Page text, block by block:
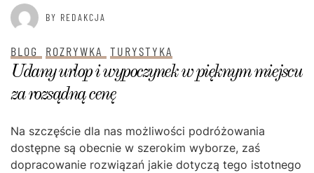
BY REDAKCJA
BLOG ROZRYWKA TURYSTYKA
Udany urlop i wypoczynek w pięknym miejscu
za rozsądną cenę
Na szczęście dla nas możliwości podróżowania
dostępne są obecnie w szerokim wyborze, zaś
dopracowanie rozwiązań jakie dotyczą tego istotnego